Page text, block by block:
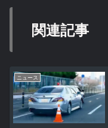
関連記事
ニュース